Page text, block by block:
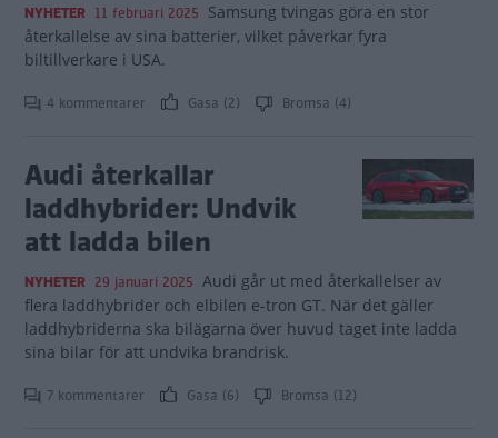
NYHETER 11 februari 2025 Samsung tvingas göra en stor
återkallelse av sina batterier, vilket påverkar fyra
biltillverkare i USA.
4 kommentarer Gasa (2) Bromsa (4)
Audi återkallar
laddhybrider: Undvik
att ladda bilen
NYHETER 29 januari 2025 Audi går ut med återkallelser av
flera laddhybrider och elbilen e-tron GT. När det gäller
laddhybriderna ska bilägarna över huvud taget inte ladda
sina bilar för att undvika brandrisk.
7 kommentarer Gasa (6) Bromsa (12)